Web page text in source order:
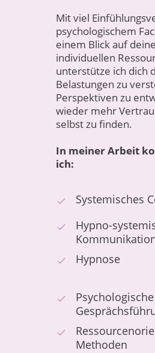
Mit viel
psychologischem
einem Blick auf deine
individuellen
unterstütze ich dich
Belastungen zu
Perspektiven zu
wieder mehr
selbst zu finden.
In meiner Arbeit
ich:
Systemisches
Hypno-
Hypnose
Psychologische
Methoden